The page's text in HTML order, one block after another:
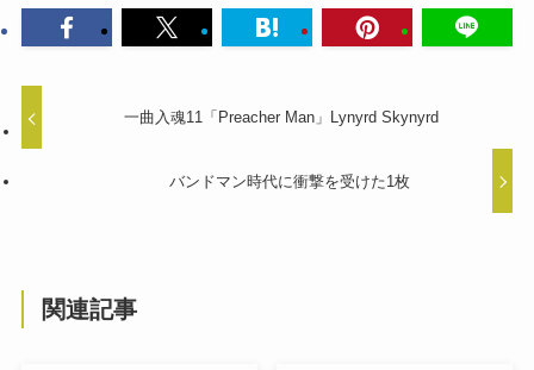
一曲入魂11「Preacher Man」Lynyrd Skynyrd
バンドマン時代に衝撃を受けた1枚
関連記事